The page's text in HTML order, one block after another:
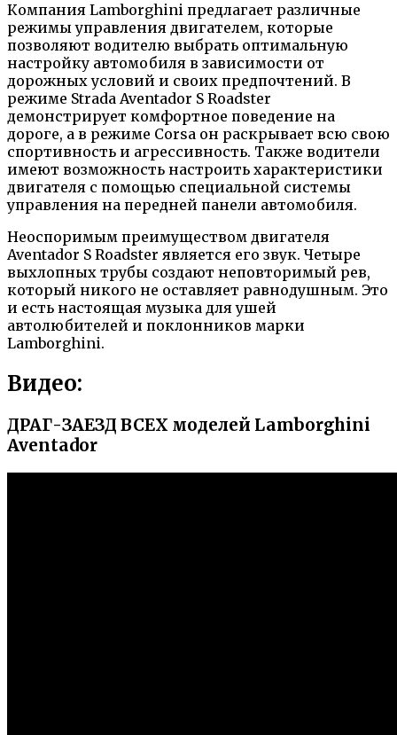
Компания Lamborghini предлагает различные
режимы управления двигателем, которые
позволяют водителю выбрать оптимальную
настройку автомобиля в зависимости от
дорожных условий и своих предпочтений. В
режиме Strada Aventador S Roadster
демонстрирует комфортное поведение на
дороге, а в режиме Corsa он раскрывает всю свою
спортивность и агрессивность. Также водители
имеют возможность настроить характеристики
двигателя с помощью специальной системы
управления на передней панели автомобиля.
Неоспоримым преимуществом двигателя
Aventador S Roadster является его звук. Четыре
выхлопных трубы создают неповторимый рев,
который никого не оставляет равнодушным. Это
и есть настоящая музыка для ушей
автолюбителей и поклонников марки
Lamborghini.
Видео:
ДРАГ-ЗАЕЗД ВСЕХ моделей Lamborghini
Aventador